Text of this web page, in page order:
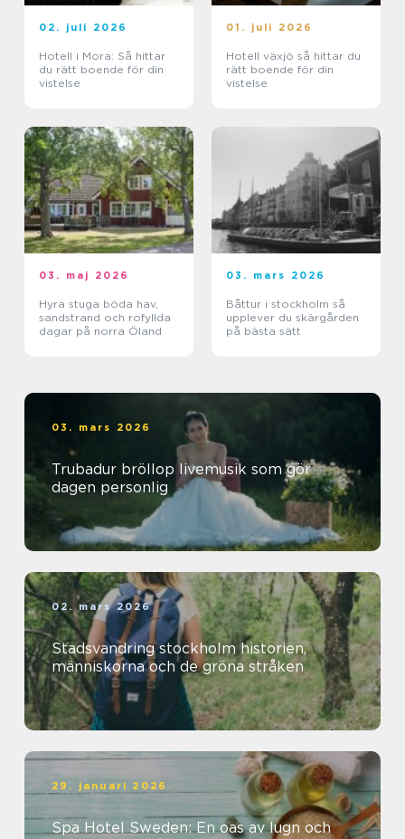
02. juli 2026
Hotell i Mora: Så hittar
du rätt boende för din
vistelse
01. juli 2026
Hotell växjö så hittar du
rätt boende för din
vistelse
03. maj 2026
Hyra stuga böda hav,
sandstrand och rofyllda
dagar på norra Öland
03. mars 2026
Båttur i stockholm så
upplever du skärgården
på bästa sätt
03. mars 2026
Trubadur bröllop livemusik som gör
dagen personlig
02. mars 2026
Stadsvandring stockholm historien,
människorna och de gröna stråken
29. januari 2026
Spa Hotel Sweden: En oas av lugn och